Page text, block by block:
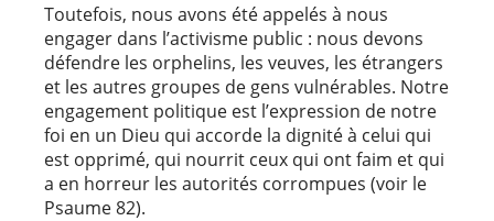
Toutefois, nous avons été appelés à nous
engager dans l’activisme public : nous devons
défendre les orphelins, les veuves, les étrangers
et les autres groupes de gens vulnérables. Notre
engagement politique est l’expression de notre
foi en un Dieu qui accorde la dignité à celui qui
est opprimé, qui nourrit ceux qui ont faim et qui
a en horreur les autorités corrompues (voir le
Psaume 82).